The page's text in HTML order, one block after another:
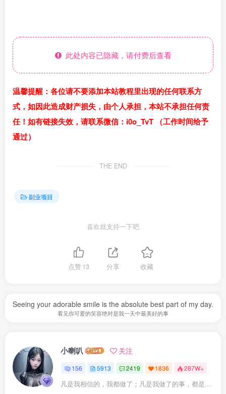
此处内容已隐藏，请付费后查看
温馨提醒：各位请不要添加本站教程里出现的任何联系方
式，如因此造成财产损失，由个人承担，本站不承担任何责
任！如有链接失效，请联系微信：i0o_TvT （工作时间给予
通过）
THE END
副业项目
喜欢就支持一下吧
点赞13 分享 收藏
Seeing your adorable smile is the absolute best part of my day.
看见你可爱的笑容绝对是我一天中最美好的事
小喇叭 关注
156 5913 2419 1836 287W+
凡是我相信的，我都做了；凡是我做了的事，都是全身心地投入去做的